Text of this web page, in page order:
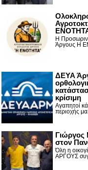
Η
Άργους Η
ΔΕΥΑ
κρίσιμη
Αγαπητοί
περιοχής
Γιώργος
στον
Όλη η
ΑΡΓΟΥΣ